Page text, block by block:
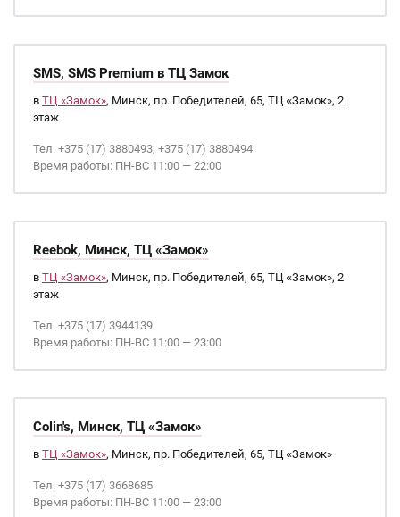
SMS, SMS Premium в ТЦ Замок
в ТЦ «Замок», Минск, пр. Победителей, 65, ТЦ «Замок», 2
этаж
Тел. +375 (17) 3880493, +375 (17) 3880494
Время работы: ПН-ВС 11:00 — 22:00
Reebok, Минск, ТЦ «Замок»
в ТЦ «Замок», Минск, пр. Победителей, 65, ТЦ «Замок», 2
этаж
Тел. +375 (17) 3944139
Время работы: ПН-ВС 11:00 — 23:00
Colin's, Минск, ТЦ «Замок»
в ТЦ «Замок», Минск, пр. Победителей, 65, ТЦ «Замок»
Тел. +375 (17) 3668685
Время работы: ПН-ВС 11:00 — 23:00